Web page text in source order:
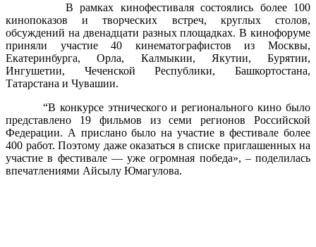
В рамках кинофестиваля состоялись более 100
кинопоказов и творческих встреч, круглых столов,
обсуждений на двенадцати разных площадках. В кинофоруме
приняли участие 40 кинематографистов из Москвы,
Екатеринбурга, Орла, Калмыкии, Якутии, Бурятии,
Ингушетии, Чеченской Республики, Башкортостана,
Татарстана и Чувашии.
“В конкурсе этнического и регионального кино было
представлено 19 фильмов из семи регионов Российской
Федерации. А прислано было на участие в фестивале более
400 работ. Поэтому даже оказаться в списке приглашенных на
участие в фестивале — уже огромная победа», – поделилась
впечатлениями Айсылу Юмагулова.